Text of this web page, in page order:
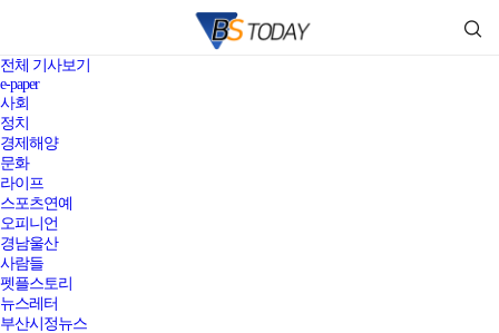
전체 기사보기
e-paper
사회
정치
경제해양
문화
라이프
스포츠연예
오피니언
경남울산
사람들
펫플스토리
뉴스레터
부산시정뉴스